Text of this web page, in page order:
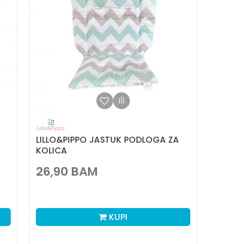
LILLO&PIPPO JASTUK PODLOGA ZA
KOLICA
26,90 BAM
KUPI